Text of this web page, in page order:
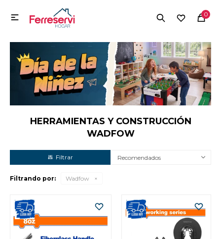
0

HERRAMIENTAS Y CONSTRUCCIÓN
WADFOW
Recomendados
Filtrando por: Wadfow
MI CUENTA
Menú Herramientas y Construcción Electrodomésticos
Herramientas y Construcción
Electrodomésticos
Tecnología
Camping